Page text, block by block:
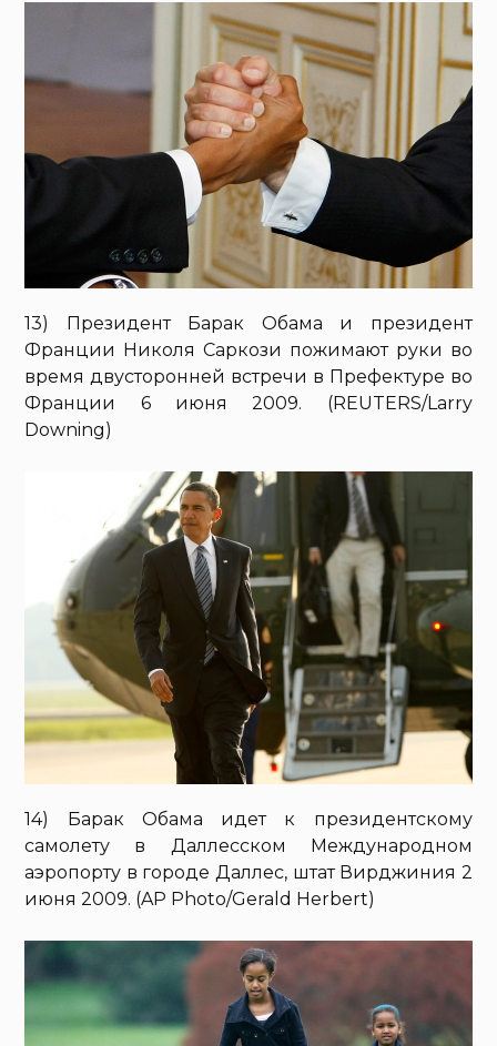
13) Президент Барак Обама и президент
Франции Николя Саркози пожимают руки во
время двусторонней встречи в Префектуре во
Франции 6 июня 2009. (REUTERS/Larry
Downing)
14) Барак Обама идет к президентскому
самолету в Даллесском Международном
аэропорту в городе Даллес, штат Вирджиния 2
июня 2009. (AP Photo/Gerald Herbert)